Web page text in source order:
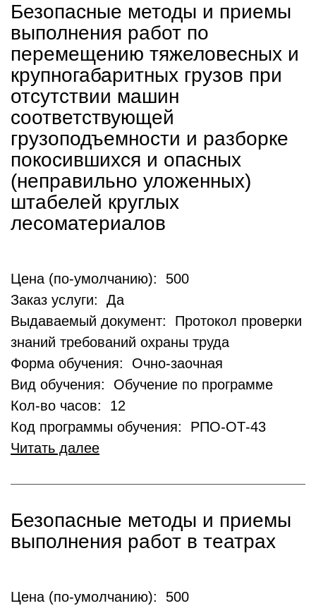
Безопасные методы и приемы
выполнения работ по
перемещению тяжеловесных и
крупногабаритных грузов при
отсутствии машин
соответствующей
грузоподъемности и разборке
покосившихся и опасных
(неправильно уложенных)
штабелей круглых
лесоматериалов
Цена (по-умолчанию): 500
Заказ услуги: Да
Выдаваемый документ: Протокол проверки
знаний требований охраны труда
Форма обучения: Очно-заочная
Вид обучения: Обучение по программе
Кол-во часов: 12
Код программы обучения: РПО-ОТ-43
Читать далее
Безопасные методы и приемы
выполнения работ в театрах
Цена (по-умолчанию): 500